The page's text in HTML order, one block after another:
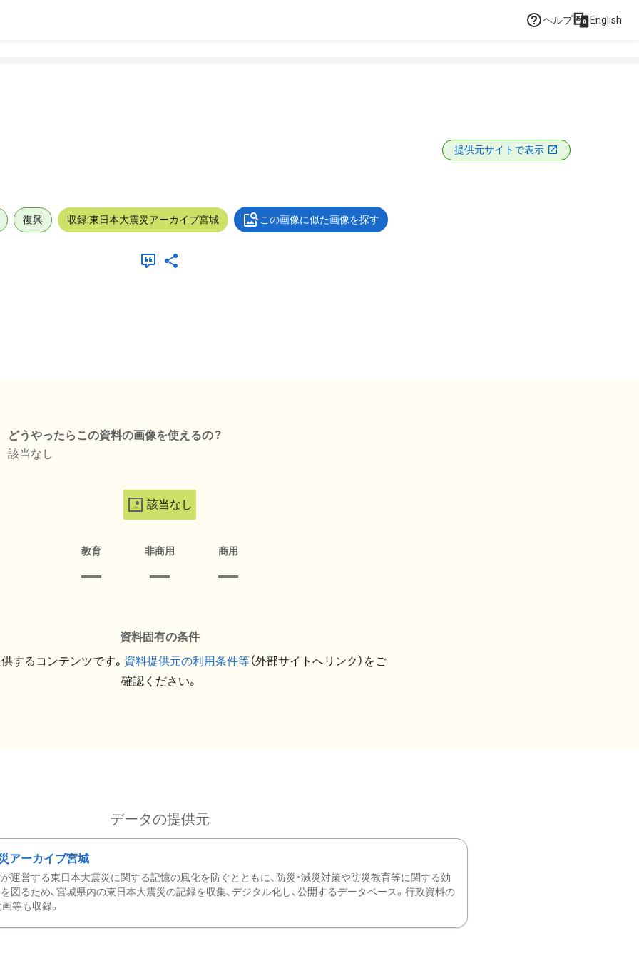
ヘルプ English
提供元サイトで表示
復興 収録:東日本大震災アーカイブ宮城 この画像に似た画像を探す
どうやったらこの資料の画像を使えるの？
該当なし
該当なし
教育 非商用 商用
資料固有の条件
するコンテンツです。 資料提供元の利用条件等（外部サイトへリンク）をご
確認ください。
データの提供元
アーカイブ宮城
運営する東日本大震災に関する記憶の風化を防ぐとともに、防災・減災対策や防災教育等に関する効
図るため、宮城県内の東日本大震災の記録を収集、デジタル化し、公開するデータベース。行政資料の
等も収録。